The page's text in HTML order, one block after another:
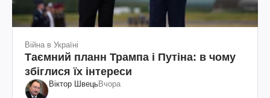
Війна в Україні
Таємний планн Трампа і Путіна: в чому
збіглися їх інтереси
Віктор ШвецьВчора